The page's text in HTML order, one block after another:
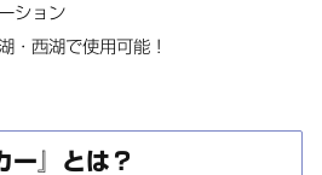
ション
・西湖で使用可能！
ー』とは？